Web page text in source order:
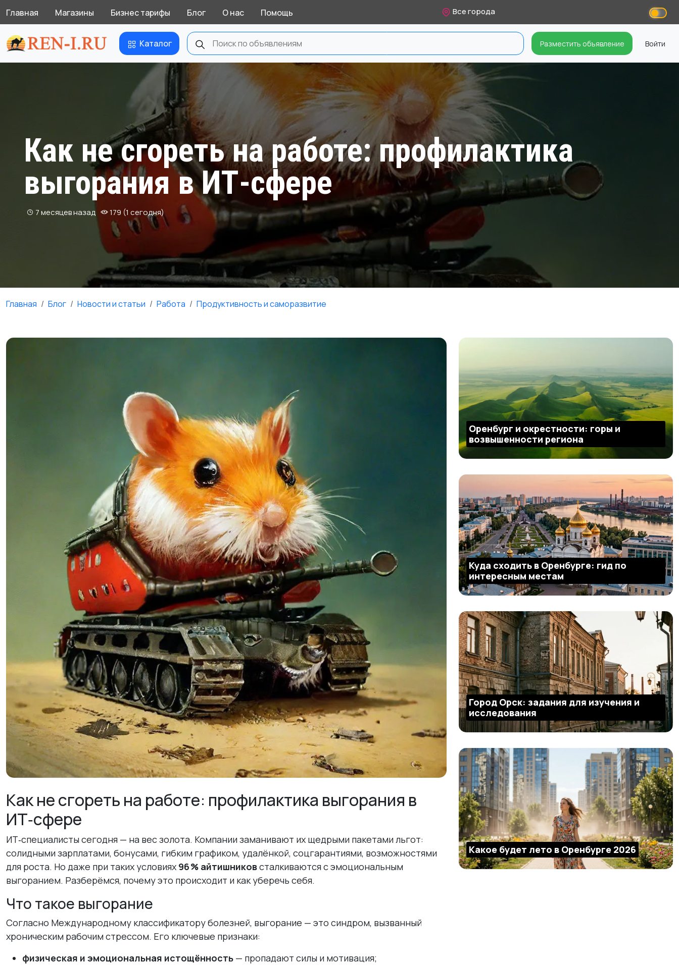
Главная Магазины Бизнес тарифы Блог О нас Помощь Все города
Каталог Разместить объявление Войти
Как не сгореть на работе: профилактика
выгорания в ИТ‑сфере
7 месяцев назад 179 (1 сегодня)
Главная Блог Новости и статьи Работа Продуктивность и саморазвитие
Как не сгореть на работе: профилактика выгорания в
ИТ‑сфере
ИТ‑специалисты сегодня — на вес золота. Компании заманивают их щедрыми пакетами льгот:
солидными зарплатами, бонусами, гибким графиком, удалёнкой, соцгарантиями, возможностями
для роста. Но даже при таких условиях 96 % айтишниковсталкиваются с эмоциональным
выгоранием. Разберёмся, почему это происходит и как уберечь себя.
Что такое выгорание
Согласно Международному классификатору болезней, выгорание — это синдром, вызванный
хроническим рабочим стрессом. Его ключевые признаки:
физическая и эмоциональная истощённость — пропадают силы и мотивация;
Оренбург и окрестности: горы и
возвышенности региона
Куда сходить в Оренбурге: гид по
интересным местам
Город Орск: задания для изучения и
исследования
Какое будет лето в Оренбурге 2026